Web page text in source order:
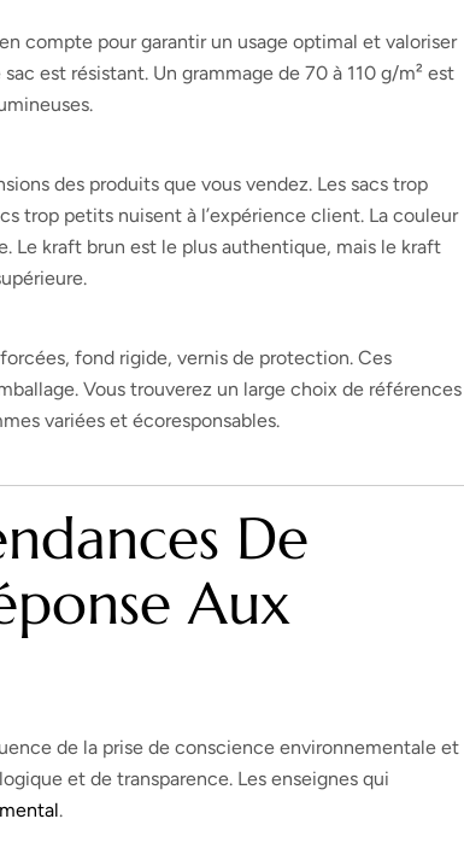
compte pour garantir un usage optimal et valoriser
est résistant. Un grammage de 70 à 110 g/m² est
des produits que vous vendez. Les sacs trop
trop petits nuisent à l’expérience client. La couleur
Le kraft brun est le plus authentique, mais le kraft
fond rigide, vernis de protection. Ces
Vous trouverez un large choix de références
variées et écoresponsables.
De
Aux
de la prise de conscience environnementale et
et de transparence. Les enseignes qui
.